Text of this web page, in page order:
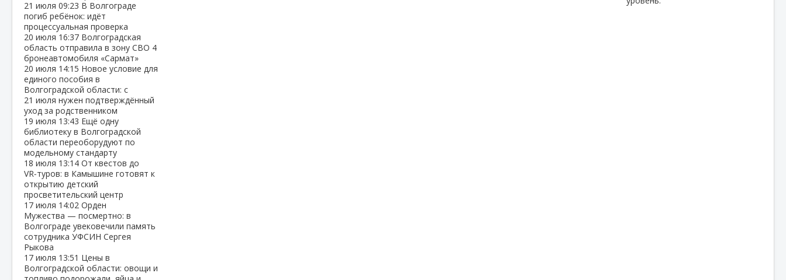
21 июля 09:23 В Волгограде
погиб ребёнок: идёт
процессуальная проверка
20 июля 16:37 Волгоградская
область отправила в зону СВО 4
бронеавтомобиля «Сармат»
20 июля 14:15 Новое условие для
единого пособия в
Волгоградской области: с
21 июля нужен подтверждённый
уход за родственником
19 июля 13:43 Ещё одну
библиотеку в Волгоградской
области переоборудуют по
модельному стандарту
18 июля 13:14 От квестов до
VR‑туров: в Камышине готовят к
открытию детский
просветительский центр
17 июля 14:02 Орден
Мужества — посмертно: в
Волгограде увековечили память
сотрудника УФСИН Сергея
Рыкова
17 июля 13:51 Цены в
Волгоградской области: овощи и